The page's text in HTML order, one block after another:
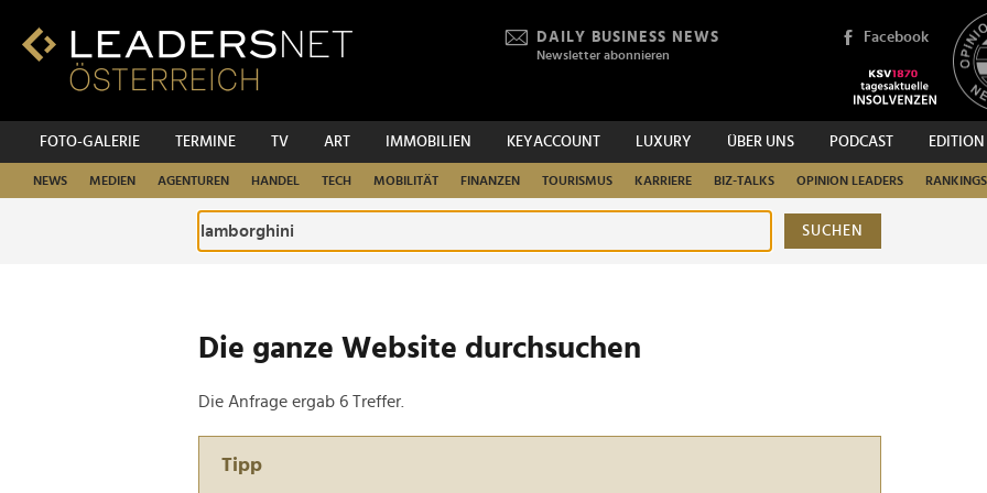
Inhalt
Fußzeilen-
DAILY BUSINESS NEWS
Newsletter abonnieren
Facebook
FOTO-GALERIE TERMINE TV ART IMMOBILIEN KEYACCOUNT LUXURY ÜBER UNS PODCAST EDITION
NEWS MEDIEN AGENTUREN HANDEL TECH MOBILITÄT FINANZEN TOURISMUS KARRIERE BIZ-TALKS OPINION LEADERS RANKINGS
SUCHEN
Die ganze Website durchsuchen
Die Anfrage ergab 6 Treffer.
Tipp